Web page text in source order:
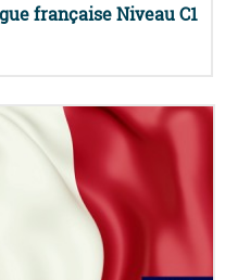
française Niveau C1